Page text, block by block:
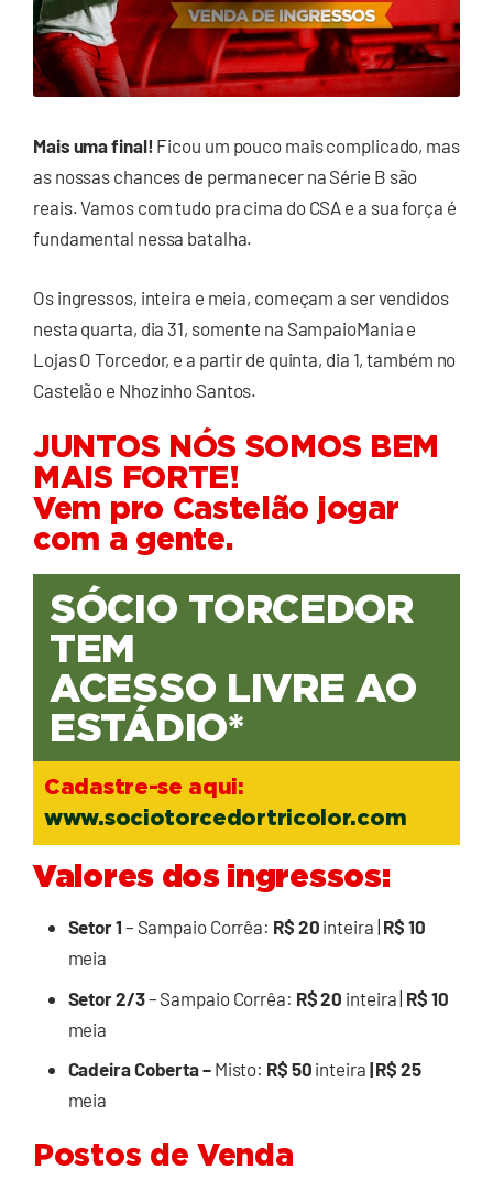
Mais uma final! Ficou um pouco mais complicado, mas
as nossas chances de permanecer na Série B são
reais. Vamos com tudo pra cima do CSA e a sua força é
fundamental nessa batalha.
Os ingressos, inteira e meia, começam a ser vendidos
nesta quarta, dia 31, somente na SampaioMania e
Lojas O Torcedor, e a partir de quinta, dia 1, também no
Castelão e Nhozinho Santos.
JUNTOS NÓS SOMOS BEM
MAIS FORTE!
Vem pro Castelão jogar
com a gente.
SÓCIO TORCEDOR
TEM
ACESSO LIVRE AO
ESTÁDIO*
Cadastre-se aqui:
www.sociotorcedortricolor.com
Valores dos ingressos:
Setor 1 – Sampaio Corrêa: R$ 20 inteira | R$ 10
meia
Setor 2/3– Sampaio Corrêa: R$ 20 inteira | R$ 10
meia
Cadeira Coberta –Misto: R$ 50 inteira | R$ 25
meia
Postos de Venda